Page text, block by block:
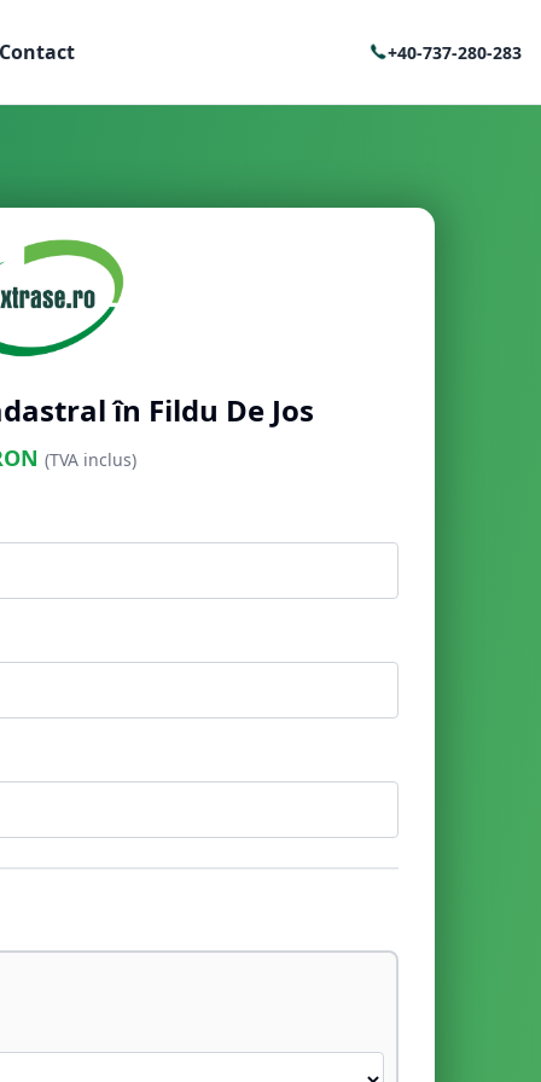
Contact +40-737-280-283
în Fildu De Jos
(TVA inclus)